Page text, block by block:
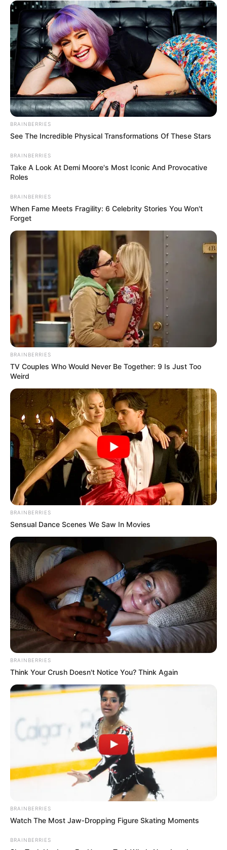
BRAINBERRIES
See The Incredible Physical Transformations Of These Stars
BRAINBERRIES
Take A Look At Demi Moore's Most Iconic And Provocative
Roles
BRAINBERRIES
When Fame Meets Fragility: 6 Celebrity Stories You Won't
Forget
BRAINBERRIES
TV Couples Who Would Never Be Together: 9 Is Just Too
Weird
BRAINBERRIES
Sensual Dance Scenes We Saw In Movies
BRAINBERRIES
Think Your Crush Doesn't Notice You? Think Again
BRAINBERRIES
Watch The Most Jaw‑Dropping Figure Skating Moments
BRAINBERRIES